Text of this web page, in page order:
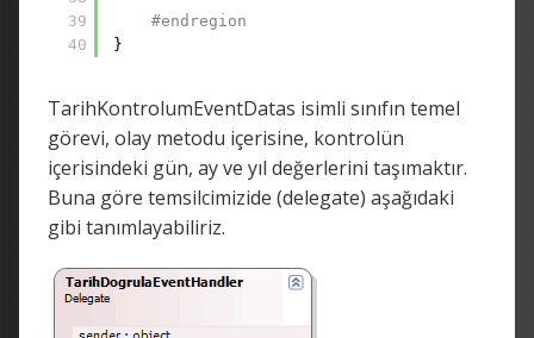
39
40
#endregion
}
TarihKontrolumEventDatas isimli sınıfın temel
görevi, olay metodu içerisine, kontrolün
içerisindeki gün, ay ve yıl değerlerini taşımaktır.
Buna göre temsilcimizide (delegate) aşağıdaki
gibi tanımlayabiliriz.